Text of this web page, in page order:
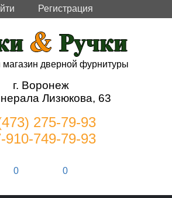
Регистрация
магазин дверной фурнитуры
г. Воронеж
Лизюкова, 63
275-79-93
910-749-79-93
0 0